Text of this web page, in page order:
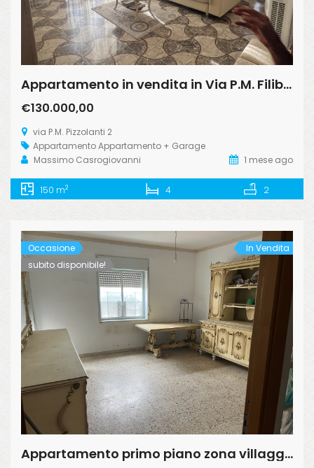
Appartamento in vendita in Via P.M. Filiberto Pizzolati 2, Licata
€130.000,00
via P.M. Pizzolanti 2
AppartamentoAppartamento + Garage
Massimo Casrogiovanni
1 mese ago
150 m2 4 2
Occasione
subito disponibile!
In Vendita
Appartamento primo piano zona villaggio dei fiori